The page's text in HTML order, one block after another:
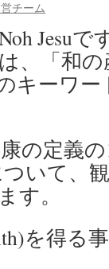
チーム
Jesuで
、「和
キーワ
の定義
ついて、
す。
を得る